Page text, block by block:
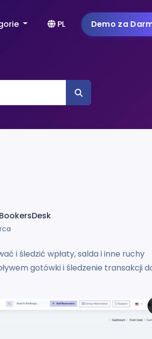
PL Demo za
i śledzić wpłaty, salda i inne ruchy
gotówki i śledzenie transakcji